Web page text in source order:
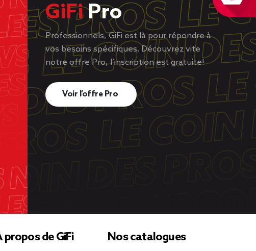
GiFiPro
Professionnels, GiFi est là pour répondre à
vos besoins spécifiques. Découvrez vite
notre offre Pro, l’inscription est gratuite!
Voir l’offre Pro
propos de GiFi Nos catalogues